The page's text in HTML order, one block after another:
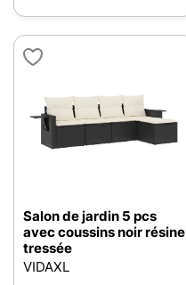
Salon de jardin 5 pcs
avec coussins noir résine
tressée
VIDAXL